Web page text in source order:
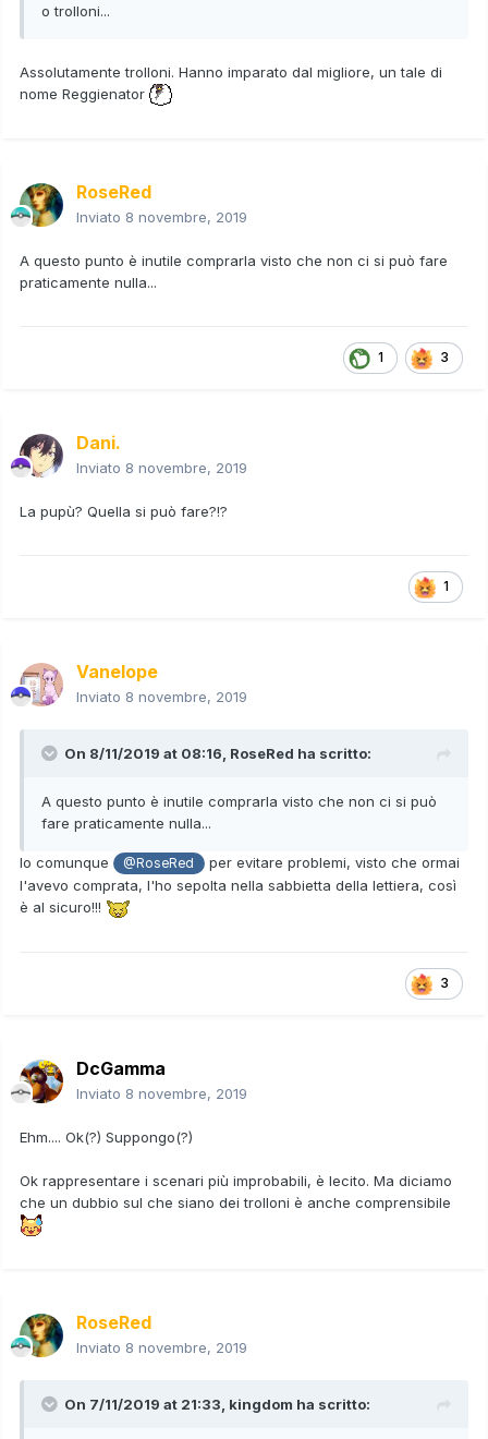
o trolloni...
Assolutamente trolloni. Hanno imparato dal migliore, un tale di
nome Reggienator
RoseRed
Inviato 8 novembre, 2019
A questo punto è inutile comprarla visto che non ci si può fare
praticamente nulla...
1 3
Dani.
Inviato 8 novembre, 2019
La pupù? Quella si può fare?!?
1
Vanelope
Inviato 8 novembre, 2019
On 8/11/2019 at 08:16, RoseRed ha scritto:
A questo punto è inutile comprarla visto che non ci si può
fare praticamente nulla...
Io comunque @RoseRed
per evitare problemi, visto che ormai
l'avevo comprata, l'ho sepolta nella sabbietta della lettiera, così
è al sicuro!!!
3
DcGamma
Inviato 8 novembre, 2019
Ehm.... Ok(?) Suppongo(?)
Ok rappresentare i scenari più improbabili, è lecito. Ma diciamo
che un dubbio sul che siano dei trolloni è anche comprensibile
RoseRed
Inviato 8 novembre, 2019
On 7/11/2019 at 21:33, kingdom ha scritto: